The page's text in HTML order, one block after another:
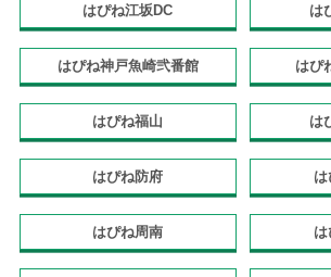
はぴね江坂DC は
はぴね神戸魚崎弐番館 はぴ
はぴね福山 は
はぴね防府
はぴね周南